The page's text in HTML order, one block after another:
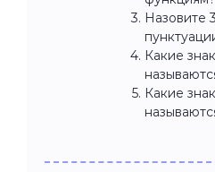
Назовите
Какие
Какие